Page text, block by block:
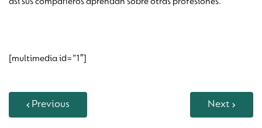
[multimedia id=”1″]
Previous Next